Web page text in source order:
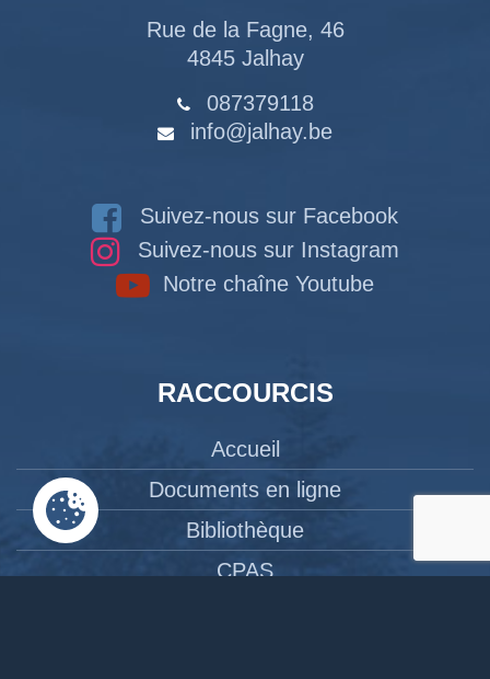
Rue de la Fagne, 46
4845 Jalhay
087379118
info@jalhay.be
Suivez-nous sur Facebook
Suivez-nous sur Instagram
Notre chaîne Youtube
RACCOURCIS
Accueil
Documents en ligne
Bibliothèque
CPAS